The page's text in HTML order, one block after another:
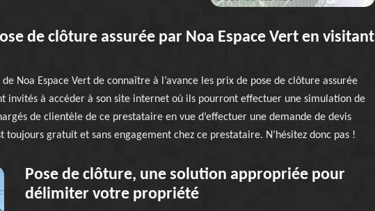
de clôture assurée par Noa Espace Vert en visitant
Noa Espace Vert de connaître à l’avance les prix de pose de clôture assurée
invités à accéder à son site internet où ils pourront effectuer une simulation de
de clientèle de ce prestataire en vue d’effectuer une demande de devis
toujours gratuit et sans engagement chez ce prestataire. N’hésitez donc pas !
Pose de clôture, une solution appropriée pour
délimiter votre propriété